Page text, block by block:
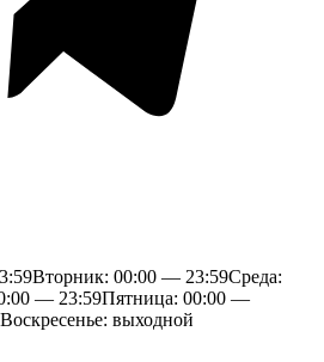
Вторник: 00:00 — 23:59Среда:
— 23:59Пятница: 00:00 —
Воскресенье: выходной